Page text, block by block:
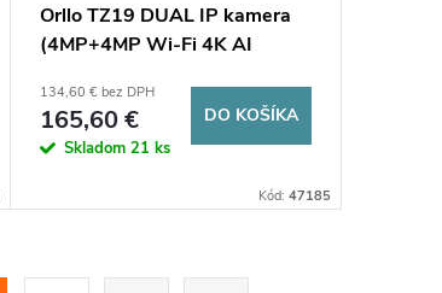
Orllo TZ19 DUAL IP kamera
(4MP+4MP Wi-Fi 4K AI
134,60 € bez DPH
165,60 €
Skladom 21 ks
DO KOŠÍKA
Kód: 47185